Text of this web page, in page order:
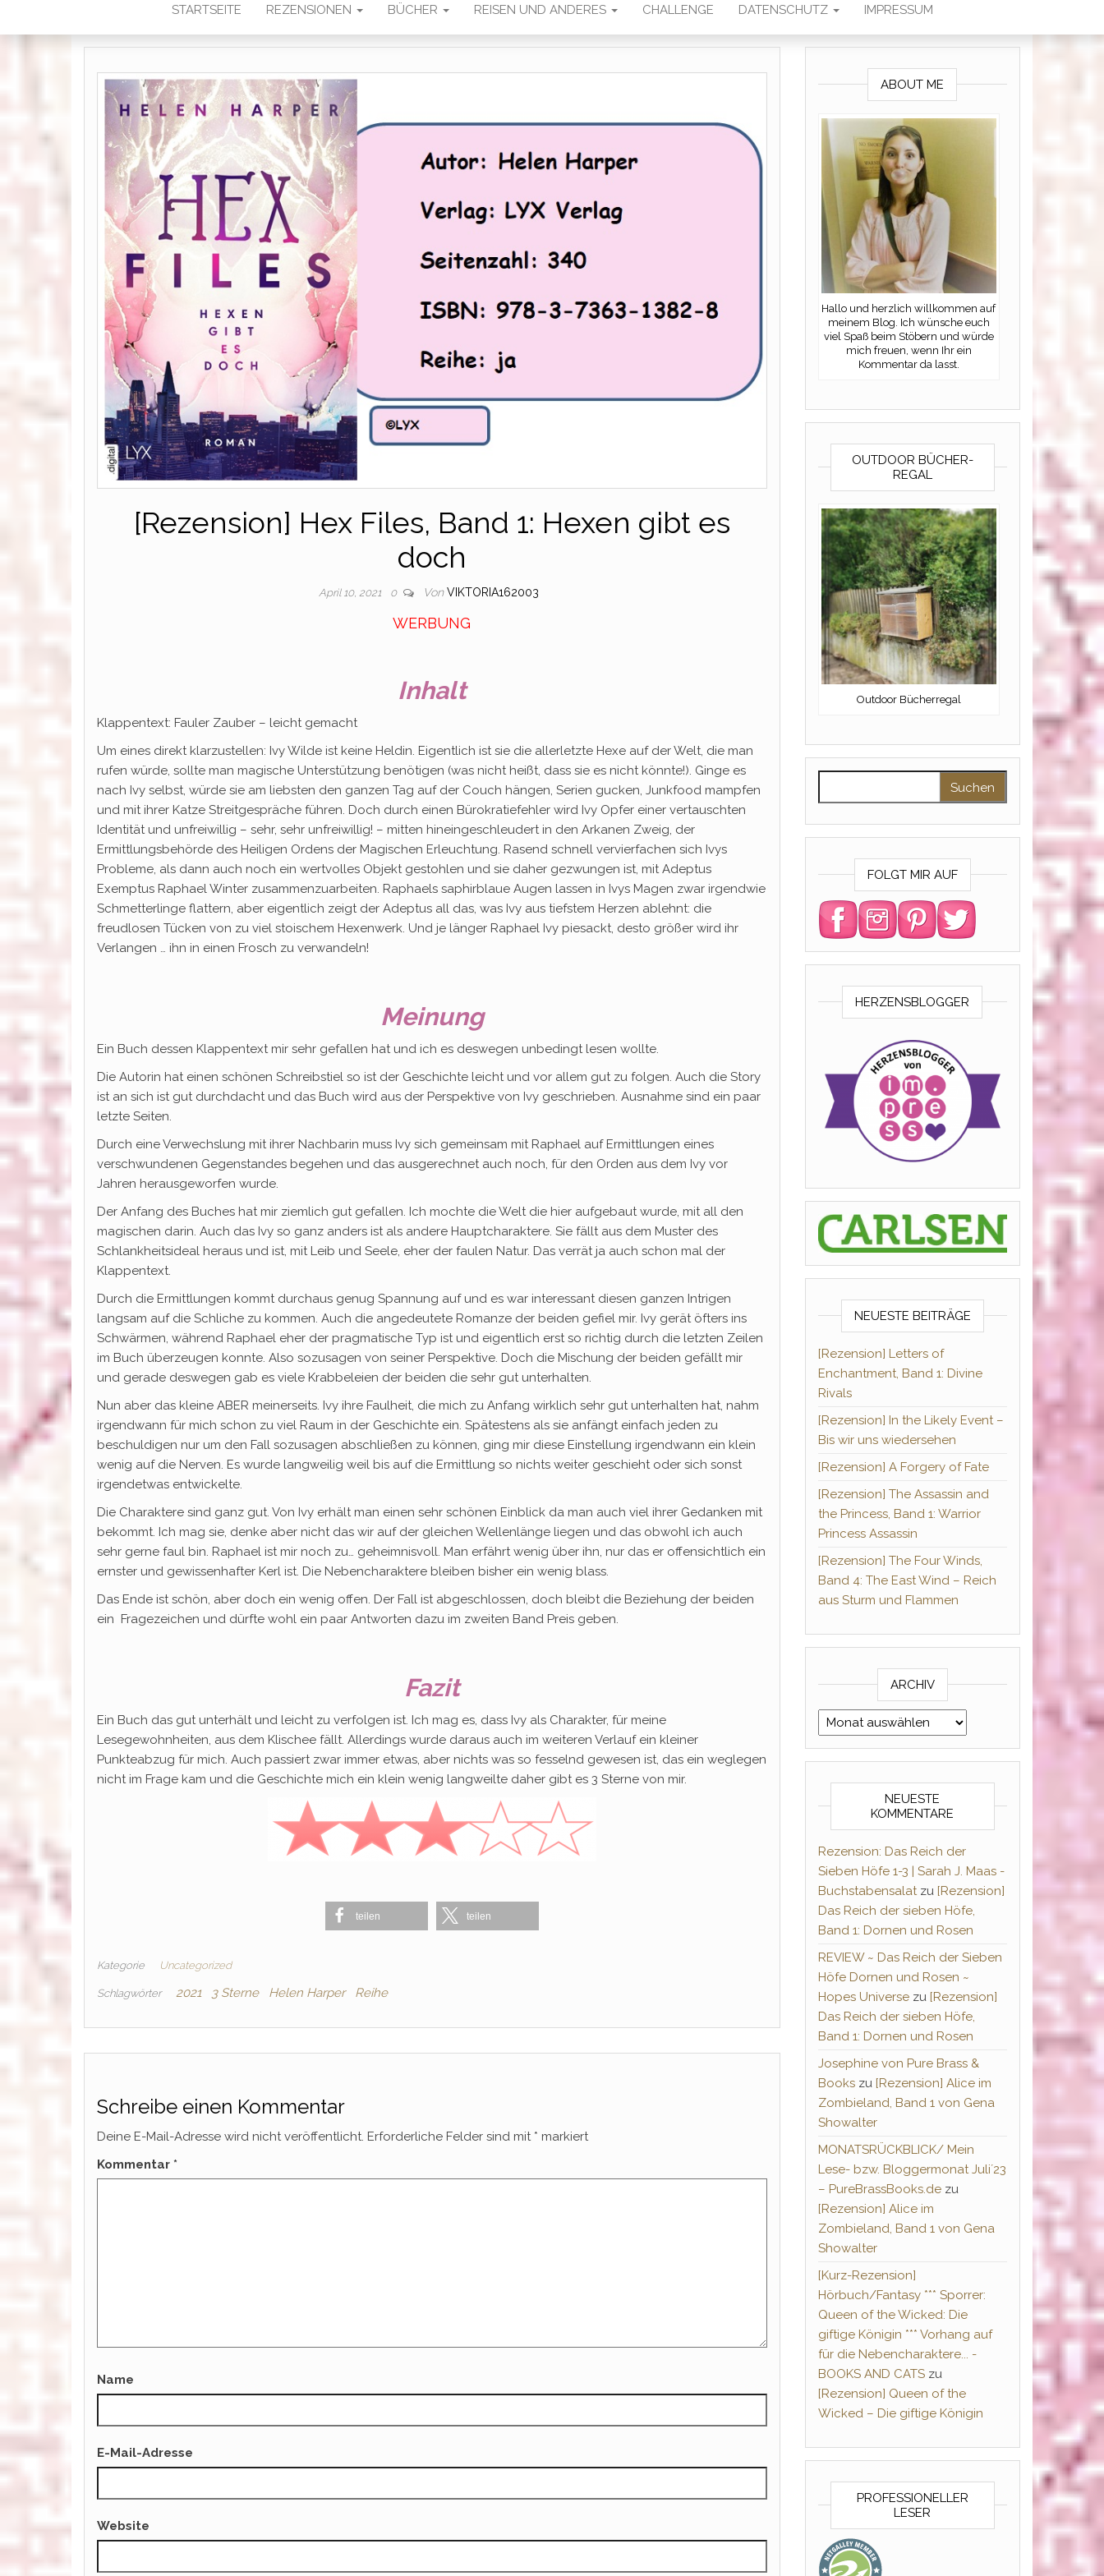
STARTSEITE REZENSIONEN BÜCHER REISEN UND ANDERES CHALLENGE DATENSCHUTZ IMPRESSUM
[Rezension] Hex Files, Band 1: Hexen gibt es
doch
April 10, 2021 0 Von VIKTORIA162003
WERBUNG
Inhalt
Klappentext: Fauler Zauber – leicht gemacht
Um eines direkt klarzustellen: Ivy Wilde ist keine Heldin. Eigentlich ist sie die allerletzte Hexe auf der Welt, die man
rufen würde, sollte man magische Unterstützung benötigen (was nicht heißt, dass sie es nicht könnte!). Ginge es
nach Ivy selbst, würde sie am liebsten den ganzen Tag auf der Couch hängen, Serien gucken, Junkfood mampfen
und mit ihrer Katze Streitgespräche führen. Doch durch einen Bürokratiefehler wird Ivy Opfer einer vertauschten
Identität und unfreiwillig – sehr, sehr unfreiwillig! – mitten hineingeschleudert in den Arkanen Zweig, der
Ermittlungsbehörde des Heiligen Ordens der Magischen Erleuchtung. Rasend schnell vervierfachen sich Ivys
Probleme, als dann auch noch ein wertvolles Objekt gestohlen und sie daher gezwungen ist, mit Adeptus
Exemptus Raphael Winter zusammenzuarbeiten. Raphaels saphirblaue Augen lassen in Ivys Magen zwar irgendwie
Schmetterlinge flattern, aber eigentlich zeigt der Adeptus all das, was Ivy aus tiefstem Herzen ablehnt: die
freudlosen Tücken von zu viel stoischem Hexenwerk. Und je länger Raphael Ivy piesackt, desto größer wird ihr
Verlangen … ihn in einen Frosch zu verwandeln!
Meinung
Ein Buch dessen Klappentext mir sehr gefallen hat und ich es deswegen unbedingt lesen wollte.
Die Autorin hat einen schönen Schreibstiel so ist der Geschichte leicht und vor allem gut zu folgen. Auch die Story
ist an sich ist gut durchdacht und das Buch wird aus der Perspektive von Ivy geschrieben. Ausnahme sind ein paar
letzte Seiten.
Durch eine Verwechslung mit ihrer Nachbarin muss Ivy sich gemeinsam mit Raphael auf Ermittlungen eines
verschwundenen Gegenstandes begehen und das ausgerechnet auch noch, für den Orden aus dem Ivy vor
Jahren herausgeworfen wurde.
Der Anfang des Buches hat mir ziemlich gut gefallen. Ich mochte die Welt die hier aufgebaut wurde, mit all den
magischen darin. Auch das Ivy so ganz anders ist als andere Hauptcharaktere. Sie fällt aus dem Muster des
Schlankheitsideal heraus und ist, mit Leib und Seele, eher der faulen Natur. Das verrät ja auch schon mal der
Klappentext.
Durch die Ermittlungen kommt durchaus genug Spannung auf und es war interessant diesen ganzen Intrigen
langsam auf die Schliche zu kommen. Auch die angedeutete Romanze der beiden gefiel mir. Ivy gerät öfters ins
Schwärmen, während Raphael eher der pragmatische Typ ist und eigentlich erst so richtig durch die letzten Zeilen
im Buch überzeugen konnte. Also sozusagen von seiner Perspektive. Doch die Mischung der beiden gefällt mir
und gerade deswegen gab es viele Krabbeleien der beiden die sehr gut unterhalten.
Nun aber das kleine ABER meinerseits. Ivy ihre Faulheit, die mich zu Anfang wirklich sehr gut unterhalten hat, nahm
irgendwann für mich schon zu viel Raum in der Geschichte ein. Spätestens als sie anfängt einfach jeden zu
beschuldigen nur um den Fall sozusagen abschließen zu können, ging mir diese Einstellung irgendwann ein klein
wenig auf die Nerven. Es wurde langweilig weil bis auf die Ermittlung so nichts weiter geschieht oder sich sonst
irgendetwas entwickelte.
Die Charaktere sind ganz gut. Von Ivy erhält man einen sehr schönen Einblick da man auch viel ihrer Gedanken mit
bekommt. Ich mag sie, denke aber nicht das wir auf der gleichen Wellenlänge liegen und das obwohl ich auch
sehr gerne faul bin. Raphael ist mir noch zu… geheimnisvoll. Man erfährt wenig über ihn, nur das er offensichtlich ein
ernster und gewissenhafter Kerl ist. Die Nebencharaktere bleiben bisher ein wenig blass.
Das Ende ist schön, aber doch ein wenig offen. Der Fall ist abgeschlossen, doch bleibt die Beziehung der beiden
ein Fragezeichen und dürfte wohl ein paar Antworten dazu im zweiten Band Preis geben.
Fazit
Ein Buch das gut unterhält und leicht zu verfolgen ist. Ich mag es, dass Ivy als Charakter, für meine
Lesegewohnheiten, aus dem Klischee fällt. Allerdings wurde daraus auch im weiteren Verlauf ein kleiner
Punkteabzug für mich. Auch passiert zwar immer etwas, aber nichts was so fesselnd gewesen ist, das ein weglegen
nicht im Frage kam und die Geschichte mich ein klein wenig langweilte daher gibt es 3 Sterne von mir.
teilen teilen
Kategorie Uncategorized
Schlagwörter 2021 3 Sterne Helen Harper Reihe
Schreibe einen Kommentar
Deine E-Mail-Adresse wird nicht veröffentlicht. Erforderliche Felder sind mit * markiert
Kommentar *
Name
E-Mail-Adresse
Website
ABOUT ME
Hallo und herzlich willkommen auf
meinem Blog. Ich wünsche euch
viel Spaß beim Stöbern und würde
mich freuen, wenn Ihr ein
Kommentar da lasst.
OUTDOOR BÜCHER-
REGAL
Outdoor Bücherregal
FOLGT MIR AUF
HERZENSBLOGGER
NEUESTE BEITRÄGE
[Rezension] Letters of
Enchantment, Band 1: Divine
Rivals
[Rezension] In the Likely Event –
Bis wir uns wiedersehen
[Rezension] A Forgery of Fate
[Rezension] The Assassin and
the Princess, Band 1: Warrior
Princess Assassin
[Rezension] The Four Winds,
Band 4: The East Wind – Reich
aus Sturm und Flammen
ARCHIV
Archiv
NEUESTE
KOMMENTARE
Rezension: Das Reich der
Sieben Höfe 1-3 | Sarah J. Maas -
Buchstabensalatzu [Rezension]
Das Reich der sieben Höfe,
Band 1: Dornen und Rosen
REVIEW ~ Das Reich der Sieben
Höfe Dornen und Rosen ~
Hopes Universezu [Rezension]
Das Reich der sieben Höfe,
Band 1: Dornen und Rosen
Josephine von Pure Brass &
Bookszu [Rezension] Alice im
Zombieland, Band 1 von Gena
Showalter
MONATSRÜCKBLICK/ Mein
Lese- bzw. Bloggermonat Juli´23
– PureBrassBooks.dezu
[Rezension] Alice im
Zombieland, Band 1 von Gena
Showalter
[Kurz-Rezension]
Hörbuch/Fantasy *** Sporrer:
Queen of the Wicked: Die
giftige Königin *** Vorhang auf
für die Nebencharaktere... -
BOOKS AND CATSzu
[Rezension] Queen of the
Wicked – Die giftige Königin
PROFESSIONELLER
LESER